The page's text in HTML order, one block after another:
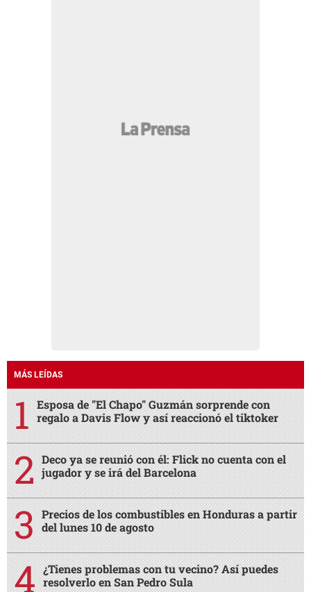
MÁS LEÍDAS
Esposa de "El Chapo" Guzmán sorprende con
regalo a Davis Flow y así reaccionó el tiktoker
Deco ya se reunió con él: Flick no cuenta con el
jugador y se irá del Barcelona
Precios de los combustibles en Honduras a partir
del lunes 10 de agosto
¿Tienes problemas con tu vecino? Así puedes
resolverlo en San Pedro Sula